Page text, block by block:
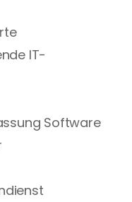
IT-
Software